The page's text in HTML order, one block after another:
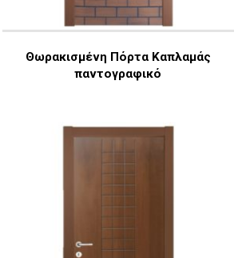
Θωρακισμένη Πόρτα Καπλαμάς
παντογραφικό